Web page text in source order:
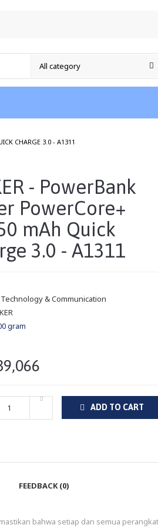
CHARGE 3.0 - A1311
- PowerBank
PowerCore+
mAh Quick
3.0 - A1311
Technology & Communication
gram
ADD TO CART
FEEDBACK (0)
bahwa setiap dan semua perangkat